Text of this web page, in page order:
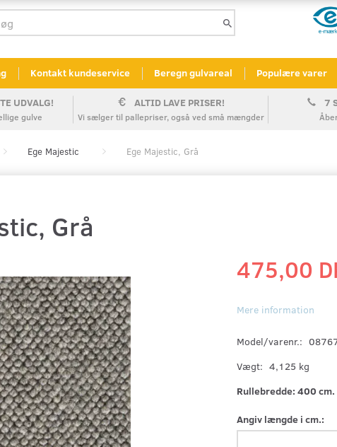
Kontakt kundeservice Beregn gulvareal Populære varer
UDVALG!
gulve
ALTID LAVE PRISER!
Vi sælger til pallepriser, også ved små mængder
7
Ege Majestic Ege Majestic, Grå
Grå
475,00
Mere information
Model/varenr.:
Vægt: 4,125 kg
Rullebredde: 400
Angiv længde i cm.: